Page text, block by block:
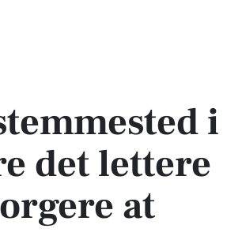
for sårbare borgere at stemme
i
det lettere
at